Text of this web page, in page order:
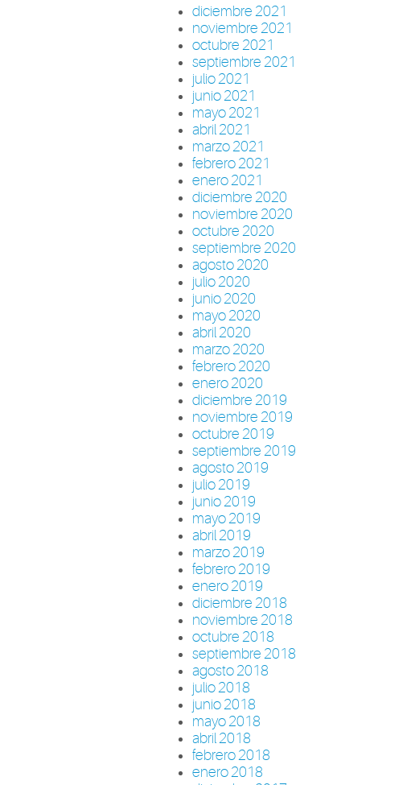
diciembre 2021
noviembre 2021
octubre 2021
septiembre 2021
julio 2021
junio 2021
mayo 2021
abril 2021
marzo 2021
febrero 2021
enero 2021
diciembre 2020
noviembre 2020
octubre 2020
septiembre 2020
agosto 2020
julio 2020
junio 2020
mayo 2020
abril 2020
marzo 2020
febrero 2020
enero 2020
diciembre 2019
noviembre 2019
octubre 2019
septiembre 2019
agosto 2019
julio 2019
junio 2019
mayo 2019
abril 2019
marzo 2019
febrero 2019
enero 2019
diciembre 2018
noviembre 2018
octubre 2018
septiembre 2018
agosto 2018
julio 2018
junio 2018
mayo 2018
abril 2018
febrero 2018
enero 2018